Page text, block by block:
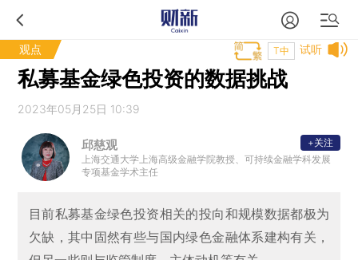
观点 试听
T中
私募基金绿色投资的数据挑战
2023年05月25日 10:39
邱慈观
上海交通大学上海高级金融学院教授、可持续金融学科发展
专项基金学术主任
+关注
目前私募基金绿色投资相关的投向和规模数据都极为
欠缺，其中固然有些与国内绿色金融体系建构有关，